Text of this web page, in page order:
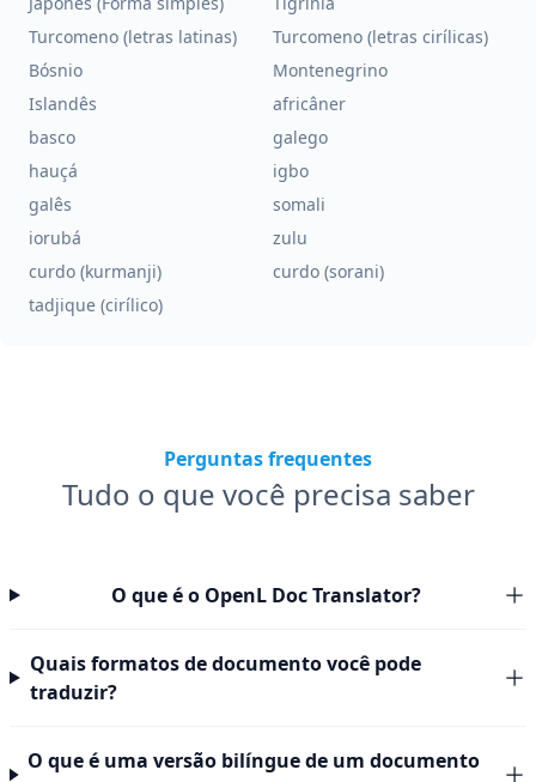
Turcomeno (letras latinas)
Turcomeno (letras cirílicas)
Bósnio
Montenegrino
Islandês
africâner
basco
galego
hauçá
igbo
galês
somali
iorubá
zulu
curdo (kurmanji)
curdo (sorani)
tadjique (cirílico)
Perguntas frequentes
Tudo o que você precisa saber
O que é o OpenL Doc Translator?
Quais formatos de documento você pode
traduzir?
O que é uma versão bilíngue de um documento